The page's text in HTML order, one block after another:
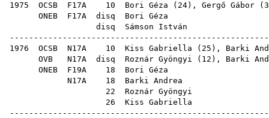
1975 OCSB F17A 10 Bori Géza ( 24), Gergő Gábor (
ONEB F17A disq
Bori Géza
disq
Sámson István
1976 OCSB N17A 10 Kiss Gabriella ( 25 ), Barki
OVB N17A disq Roznár Gyöngyi ( 12 ), Barki
ONEB F19A 18
Bori Géza
N17A 18
Barki Andrea
22
Roznár Gyöngyi
26
Kiss Gabriella